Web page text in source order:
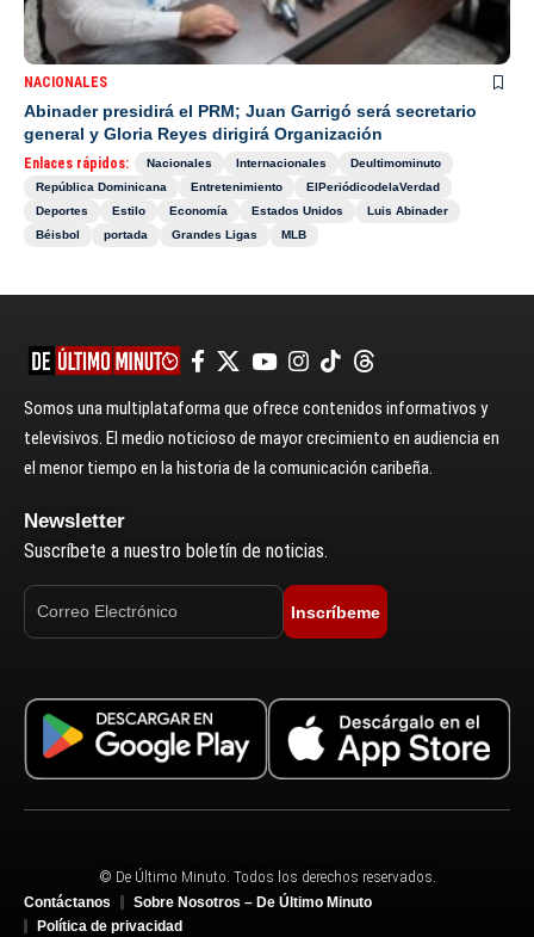
NACIONALES
Abinader presidirá el PRM; Juan Garrigó será secretario
general y Gloria Reyes dirigirá Organización
Enlaces rápidos: Nacionales Internacionales
Deultimominuto
República Dominicana
Entretenimiento
ElPeriódicodelaVerdad
Deportes
Estilo Economía Estados Unidos
Luis Abinader
Béisbol
portada Grandes Ligas MLB
Somos una multiplataforma que ofrece contenidos informativos y
televisivos. El medio noticioso de mayor crecimiento en audiencia en
el menor tiempo en la historia de la comunicación caribeña.
Newsletter
Suscríbete a nuestro boletín de noticias.
Inscríbeme
© De Último Minuto. Todos los derechos reservados.
Contáctanos
Sobre Nosotros – De Último Minuto
Política de privacidad